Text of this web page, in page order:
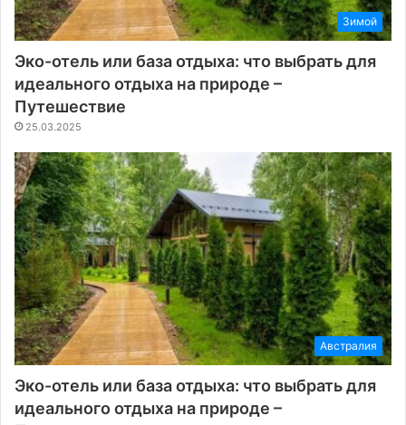
Зимой
Эко-отель или база отдыха: что выбрать для
идеального отдыха на природе –
Путешествие
25.03.2025
Австралия
Эко-отель или база отдыха: что выбрать для
идеального отдыха на природе –